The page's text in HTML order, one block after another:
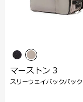
マーストン 3
スリーウェイバックパック